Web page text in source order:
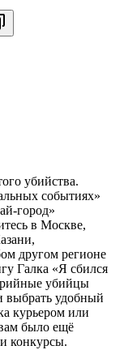
убийства.
событиях»
город»
в Москве,
другом регионе
Галка «Я сбился
убийцы
выбрать удобный
курьером или
было ещё
конкурсы.